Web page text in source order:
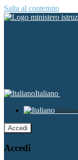
Salta al contenuto
Italiano
Italiano
Accedi
Accedi